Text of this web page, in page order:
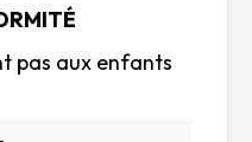
pas aux enfants